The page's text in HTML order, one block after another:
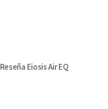
Reseña Eiosis Air EQ